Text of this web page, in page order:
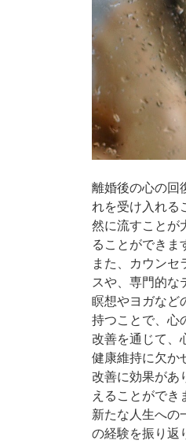
離婚後の心の回
れを受け入れる
然に流すことが
ることができま
また、カウンセ
スや、専門的な
瞑想やヨガなど
持つことで、心
改善を通じて、
健康維持に欠か
改善に効果があ
えることができ
新たな人生への
の経験を振り返